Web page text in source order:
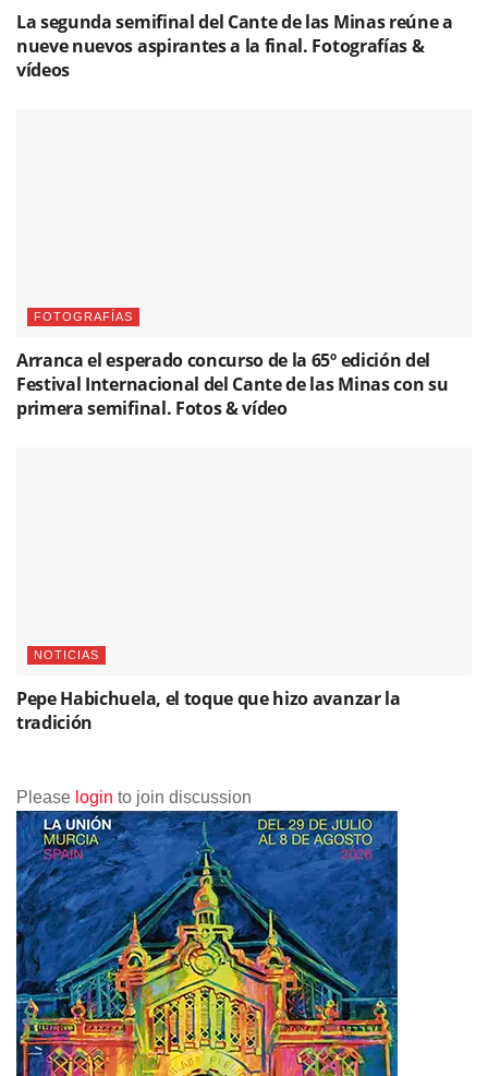
La segunda semifinal del Cante de las Minas reúne a
nueve nuevos aspirantes a la final. Fotografías &
vídeos
FOTOGRAFÍAS
Arranca el esperado concurso de la 65º edición del
Festival Internacional del Cante de las Minas con su
primera semifinal. Fotos & vídeo
NOTICIAS
Pepe Habichuela, el toque que hizo avanzar la
tradición
Please login to join discussion